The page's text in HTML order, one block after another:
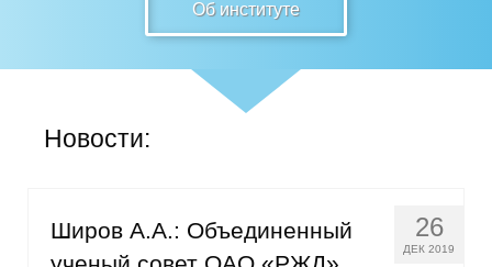
Редакционная этика
Информация для авторов
Общие требования
Об институте
Новости:
26
ДЕК 2019
Широв А.А.: Объединенный